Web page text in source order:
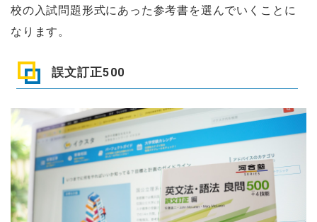
校の入試問題形式にあった参考書を選んでいくことに
なります。
誤文訂正500